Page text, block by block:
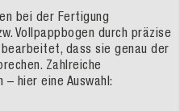
bei der Fertigung
Vollpappbogen durch präzise
bearbeitet, dass sie genau der
Zahlreiche
– hier eine Auswahl: